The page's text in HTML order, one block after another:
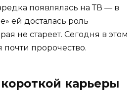
появлялась на ТВ — в
ей досталась роль
не стареет. Сегодня в этом
пророчество.
карьеры